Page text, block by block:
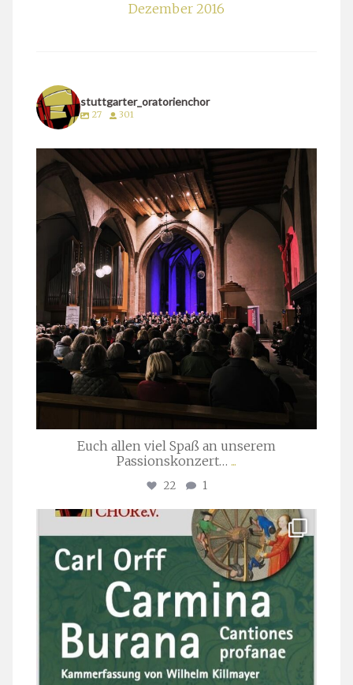
Dezember 2016
stuttgarter_oratorienchor
27 301
stuttgarter_oratorienchor
März 24
Euch allen viel Spaß an unserem
Passionskonzert… ...
22 1
stuttgarter_oratorienchor
Juli 22